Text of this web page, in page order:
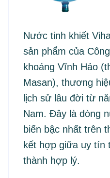
Nước tinh khiết
sản phẩm của
khoáng Vĩnh Hảo
Masan), thương
lịch sử lâu đời từ
Nam. Đây là dòng
biến bậc nhất trên
kết hợp giữa uy tín
thành hợp lý.